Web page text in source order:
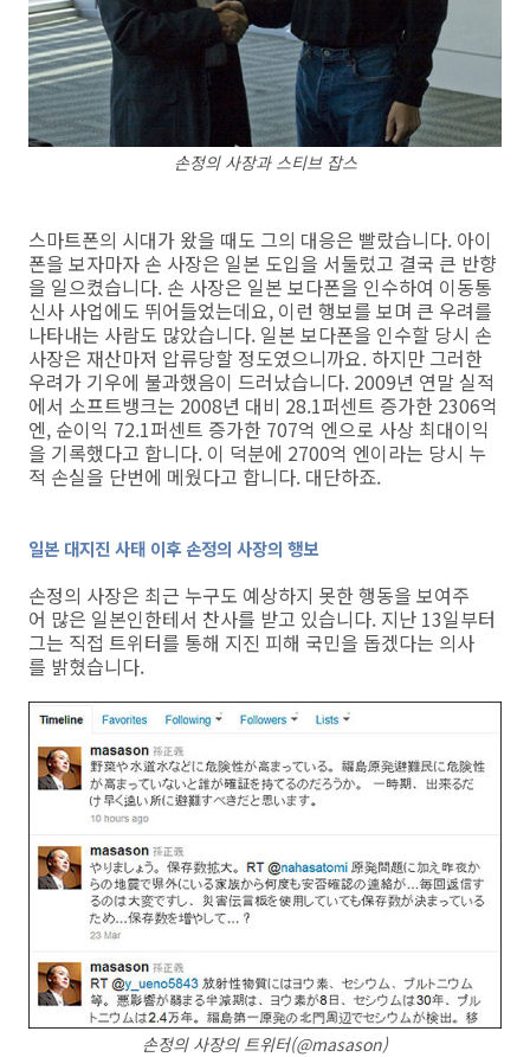
손정의 사장과 스티브 잡스
스마트폰의 시대가 왔을 때도 그의 대응은 빨랐습니다. 아이
폰을 보자마자 손 사장은 일본 도입을 서둘렀고 결국 큰 반향
을 일으켰습니다. 손 사장은 일본 보다폰을 인수하여 이동통
신사 사업에도 뛰어들었는데요, 이런 행보를 보며 큰 우려를
나타내는 사람도 많았습니다. 일본 보다폰을 인수할 당시 손
사장은 재산마저 압류당할 정도였으니까요. 하지만 그러한
우려가 기우에 불과했음이 드러났습니다. 2009년 연말 실적
에서 소프트뱅크는 2008년 대비 28.1퍼센트 증가한 2306억
엔, 순이익 72.1퍼센트 증가한 707억 엔으로 사상 최대이익
을 기록했다고 합니다. 이 덕분에 2700억 엔이라는 당시 누
적 손실을 단번에 메웠다고 합니다. 대단하죠.
일본 대지진 사태 이후 손정의 사장의 행보
손정의 사장은 최근 누구도 예상하지 못한 행동을 보여주
어 많은 일본인한테서 찬사를 받고 있습니다. 지난 13일부터
그는 직접 트위터를 통해 지진 피해 국민을 돕겠다는 의사
를 밝혔습니다.
손정의 사장의 트위터(@masason)